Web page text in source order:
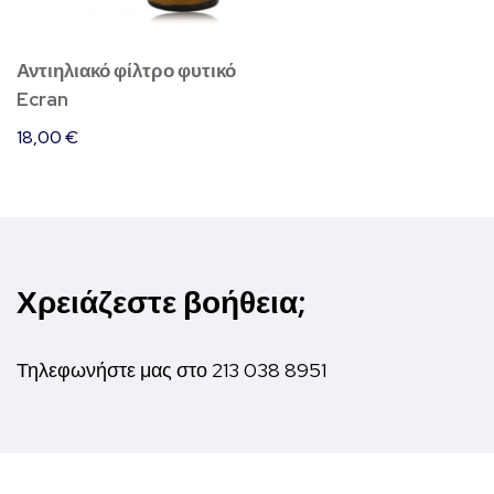
Αντιηλιακό φίλτρο φυτικό
Ecran
18,00€
Χρειάζεστε βοήθεια;
Τηλεφωνήστε μας στο 213 038 8951